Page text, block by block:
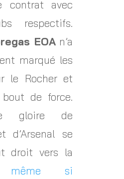
contrat avec
respectifs.
EOAn’a
marqué les
le Rocher et
de force.
gloire de
d’Arsenal se
droit vers la
même si